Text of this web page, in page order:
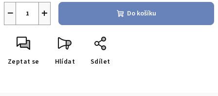
+
− Do košíku
Zeptat se Hlídat Sdílet